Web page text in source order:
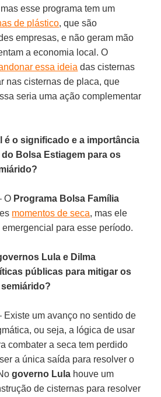
esse programa tem um
de plástico, que são
empresas, e não geram mão
a economia local. O
essa ideia das cisternas
nas cisternas de placa, que
seria uma ação complementar
é o significado e a importância
Bolsa Estiagem para os
O Programa Bolsa Família
momentos de seca, mas ele
para esse período.
Lula e Dilma
públicas para mitigar os
Existe um avanço no sentido de
ou seja, a lógica de usar
combater a seca tem perdido
a única saída para resolver o
governo Lula houve um
de cisternas para resolver